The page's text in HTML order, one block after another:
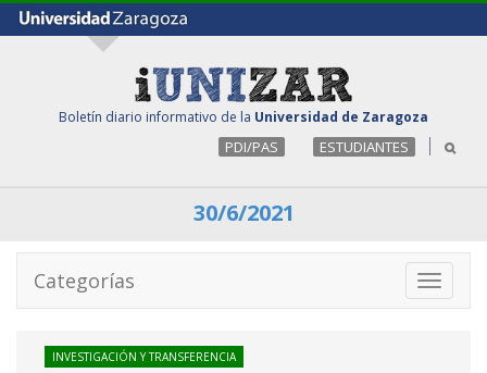
Boletín diario informativo de la Universidad de Zaragoza
PDI/PAS ESTUDIANTES
30/6/2021
Toggle
Categorías
INVESTIGACIÓN Y TRANSFERENCIA